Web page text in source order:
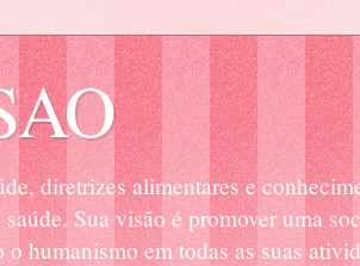
diretrizes alimentares e
Sua visão é promover uma
humanismo em todas as suas